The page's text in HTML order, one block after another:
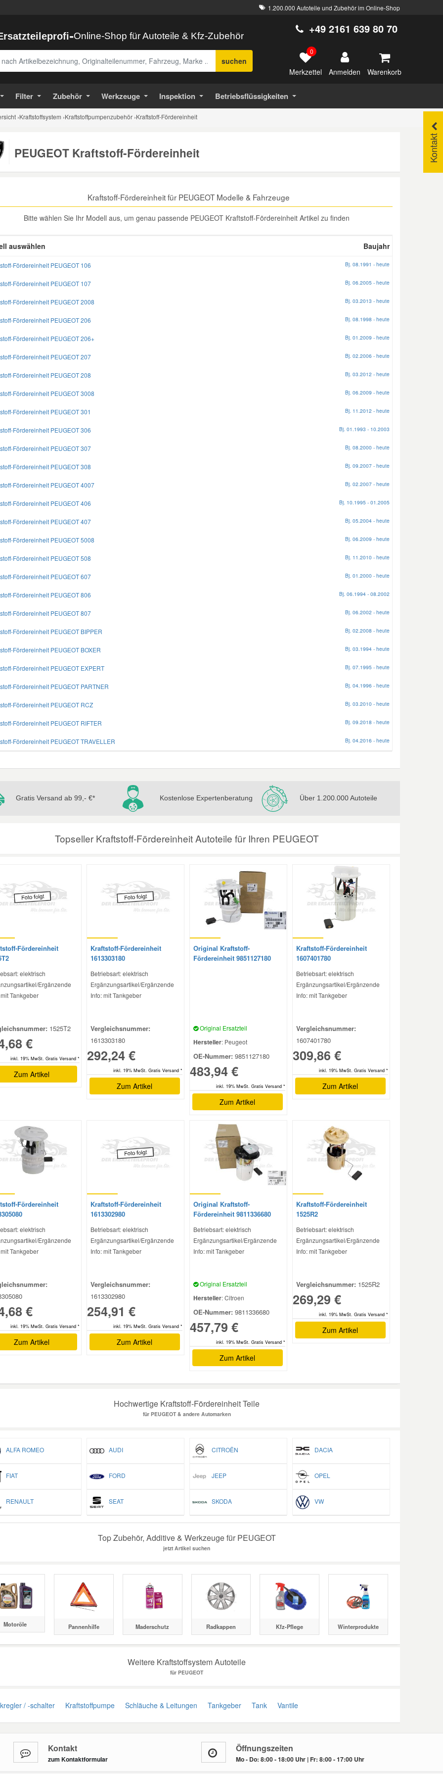
1.200.000 Autoteile und Zubehör im Online-Shop
-Online-Shop für Autoteile & Kfz-Zubehör
suchen
+49 2161 639 80 70
0
Merkzettel Anmelden Warenkorb
Filter Zubehör Werkzeuge Inspektion Betriebsflüssigkeiten
›Kraftstoffsystem ›Kraftstoffpumpenzubehör ›Kraftstoff-Fördereinheit
Kontakt
PEUGEOT Kraftstoff-Fördereinheit
Kraftstoff-Fördereinheit für PEUGEOT Modelle & Fahrzeuge
Bitte wählen Sie Ihr Modell aus, um genau passende PEUGEOT Kraftstoff-Fördereinheit Artikel zu finden
auswählen Baujahr
Fördereinheit PEUGEOT 106 Bj. 08.1991 - heute
Fördereinheit PEUGEOT 107 Bj. 06.2005 - heute
Fördereinheit PEUGEOT 2008 Bj. 03.2013 - heute
Fördereinheit PEUGEOT 206 Bj. 08.1998 - heute
Fördereinheit PEUGEOT 206+ Bj. 01.2009 - heute
Fördereinheit PEUGEOT 207 Bj. 02.2006 - heute
Fördereinheit PEUGEOT 208 Bj. 03.2012 - heute
Fördereinheit PEUGEOT 3008 Bj. 06.2009 - heute
Fördereinheit PEUGEOT 301 Bj. 11.2012 - heute
Fördereinheit PEUGEOT 306 Bj. 01.1993 - 10.2003
Fördereinheit PEUGEOT 307 Bj. 08.2000 - heute
Fördereinheit PEUGEOT 308 Bj. 09.2007 - heute
Fördereinheit PEUGEOT 4007 Bj. 02.2007 - heute
Fördereinheit PEUGEOT 406 Bj. 10.1995 - 01.2005
Fördereinheit PEUGEOT 407 Bj. 05.2004 - heute
Fördereinheit PEUGEOT 5008 Bj. 06.2009 - heute
Fördereinheit PEUGEOT 508 Bj. 11.2010 - heute
Fördereinheit PEUGEOT 607 Bj. 01.2000 - heute
Fördereinheit PEUGEOT 806 Bj. 06.1994 - 08.2002
Fördereinheit PEUGEOT 807 Bj. 06.2002 - heute
Fördereinheit PEUGEOT BIPPER Bj. 02.2008 - heute
Fördereinheit PEUGEOT BOXER Bj. 03.1994 - heute
Fördereinheit PEUGEOT EXPERT Bj. 07.1995 - heute
Fördereinheit PEUGEOT PARTNER Bj. 04.1996 - heute
Fördereinheit PEUGEOT RCZ Bj. 03.2010 - heute
Fördereinheit PEUGEOT RIFTER Bj. 09.2018 - heute
Fördereinheit PEUGEOT TRAVELLER Bj. 04.2016 - heute
Gratis Versand ab 99,- €* Kostenlose Expertenberatung Über 1.200.000 Autoteile
Topseller Kraftstoff-Fördereinheit Autoteile für Ihren PEUGEOT
Fördereinheit
elektrisch
Ergänzende
Tankgeber
1525T2
€
inkl. 19% MwSt. Gratis Versand *
Zum Artikel
Kraftstoff-Fördereinheit
1613303180
Betriebsart: elektrisch
Ergänzungsartikel/Ergänzende
Info: mit Tankgeber
Vergleichsnummer:
1613303180
292,24 €
inkl. 19% MwSt. Gratis Versand *
Zum Artikel
Original Kraftstoff-
Fördereinheit 9851127180
Original Ersatzteil
Hersteller: Peugeot
OE-Nummer: 9851127180
483,94 €
inkl. 19% MwSt. Gratis Versand *
Zum Artikel
Kraftstoff-Fördereinheit
1607401780
Betriebsart: elektrisch
Ergänzungsartikel/Ergänzende
Info: mit Tankgeber
Vergleichsnummer:
1607401780
309,86 €
inkl. 19% MwSt. Gratis Versand *
Zum Artikel
Fördereinheit
elektrisch
Ergänzende
Tankgeber
€
inkl. 19% MwSt. Gratis Versand *
Zum Artikel
Kraftstoff-Fördereinheit
1613302980
Betriebsart: elektrisch
Ergänzungsartikel/Ergänzende
Info: mit Tankgeber
Vergleichsnummer:
1613302980
254,91 €
inkl. 19% MwSt. Gratis Versand *
Zum Artikel
Original Kraftstoff-
Fördereinheit 9811336680
Betriebsart: elektrisch
Ergänzungsartikel/Ergänzende
Info: mit Tankgeber
Original Ersatzteil
Hersteller: Citroen
OE-Nummer: 9811336680
457,79 €
inkl. 19% MwSt. Gratis Versand *
Zum Artikel
Kraftstoff-Fördereinheit
1525R2
Betriebsart: elektrisch
Ergänzungsartikel/Ergänzende
Info: mit Tankgeber
Vergleichsnummer: 1525R2
269,29 €
inkl. 19% MwSt. Gratis Versand *
Zum Artikel
Hochwertige Kraftstoff-Fördereinheit Teile
für PEUGEOT & andere Automarken
ALFA ROMEO AUDI CITROËN DACIA
FIAT FORD JEEP OPEL
RENAULT SEAT SKODA VW
Top Zubehör, Additive & Werkzeuge für PEUGEOT
jetzt Artikel suchen
Motoröle Pannenhilfe Maderschutz Radkappen Kfz-Pflege Winterprodukte
Weitere Kraftstoffsystem Autoteile
für PEUGEOT
/ -schalter Kraftstoffpumpe Schläuche & Leitungen Tankgeber Tank Vantile
Kontakt
zum Kontaktformular
Öffnungszeiten
Mo - Do: 8:00 - 18:00 Uhr | Fr: 8:00 - 17:00 Uhr